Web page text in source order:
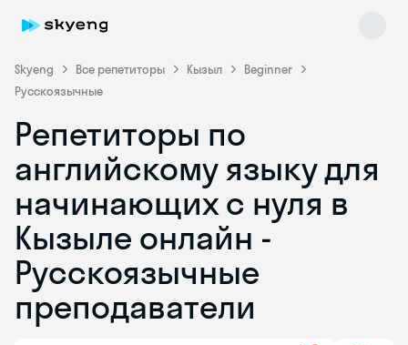
Skyeng Все репетиторы Кызыл
Beginner
Русскоязычные
Репетиторы по
английскому языку для
начинающих с нуля в
Кызыле онлайн -
Русскоязычные
преподаватели
Skyeng Chat